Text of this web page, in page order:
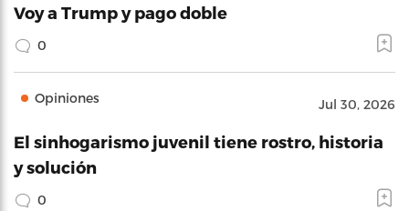
Voy a Trump y pago doble
0
Opiniones Jul 30, 2026
El sinhogarismo juvenil tiene rostro, historia
y solución
0